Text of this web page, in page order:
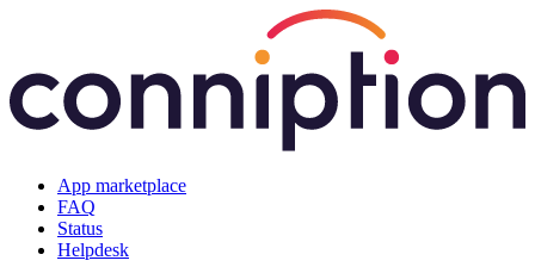
App marketplace
FAQ
Status
Helpdesk